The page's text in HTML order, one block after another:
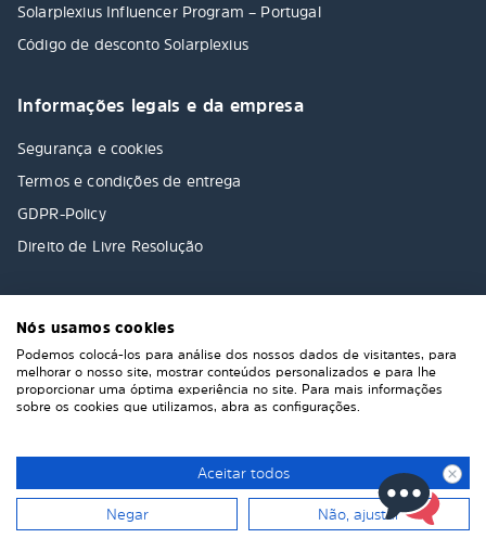
Solarplexius Influencer Program – Portugal
Código de desconto Solarplexius
Informações legais e da empresa
Segurança e cookies
Termos e condições de entrega
GDPR-Policy
Direito de Livre Resolução
Nós usamos cookies
Podemos colocá-los para análise dos nossos dados de visitantes, para
melhorar o nosso site, mostrar conteúdos personalizados e para lhe
proporcionar uma óptima experiência no site. Para mais informações
sobre os cookies que utilizamos, abra as configurações.
Aceitar todos
Negar Não, ajustar